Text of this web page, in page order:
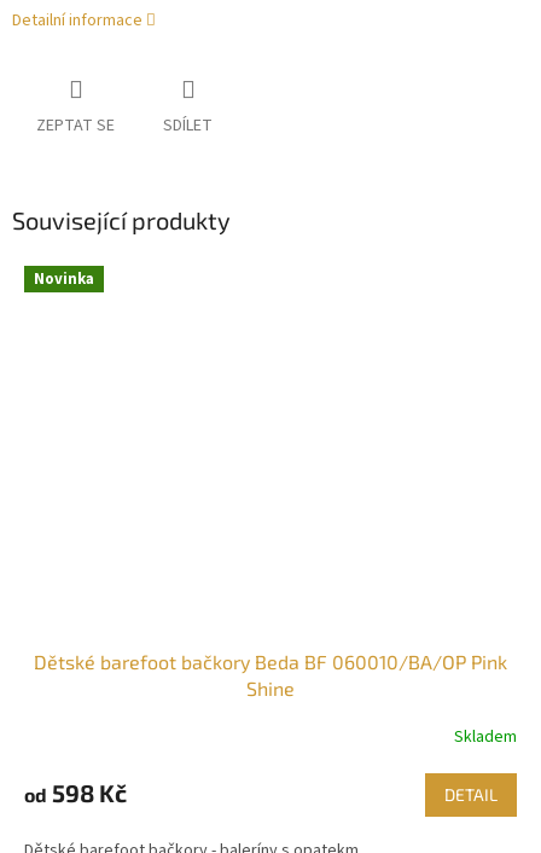
Detailní informace
ZEPTAT SE SDÍLET
Související produkty
Novinka
Dětské barefoot bačkory Beda BF 060010/BA/OP Pink
Shine
Skladem
od 598 Kč DETAIL